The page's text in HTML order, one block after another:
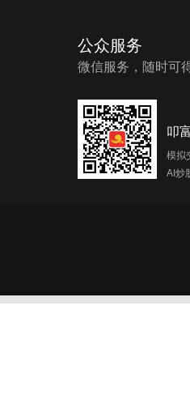
公众服务
微信服务，随时可
叩
模拟
AI炒